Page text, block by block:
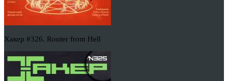
Хакер #326. Router from Hell